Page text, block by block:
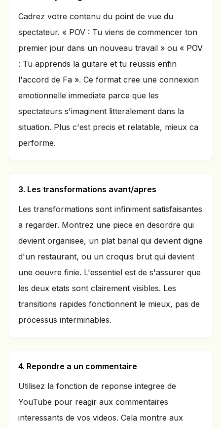
Cadrez votre contenu du point de vue du
spectateur. « POV : Tu viens de commencer ton
premier jour dans un nouveau travail » ou « POV
: Tu apprends la guitare et tu reussis enfin
l'accord de Fa ». Ce format cree une connexion
emotionnelle immediate parce que les
spectateurs s'imaginent litteralement dans la
situation. Plus c'est precis et relatable, mieux ca
performe.
3. Les transformations avant/apres
Les transformations sont infiniment satisfaisantes
a regarder. Montrez une piece en desordre qui
devient organisee, un plat banal qui devient digne
d'un restaurant, ou un croquis brut qui devient
une oeuvre finie. L'essentiel est de s'assurer que
les deux etats sont clairement visibles. Les
transitions rapides fonctionnent le mieux, pas de
processus interminables.
4. Repondre a un commentaire
Utilisez la fonction de reponse integree de
YouTube pour reagir aux commentaires
interessants de vos videos. Cela montre aux